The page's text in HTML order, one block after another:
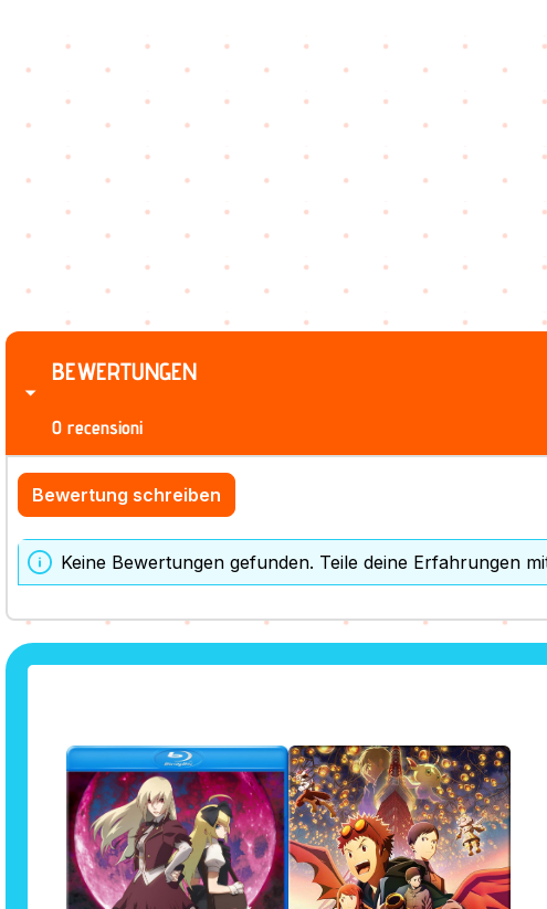
BEWERTUNGEN
0 recensioni
Bewertung schreiben
Keine Bewertungen gefunden. Teile deine Erfahrungen